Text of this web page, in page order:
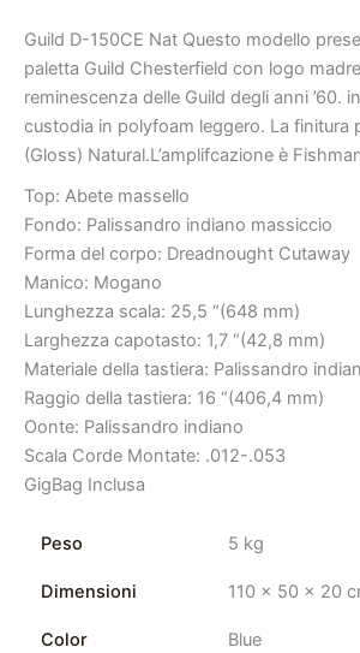
Guild D-150CE Nat Questo modello
paletta Guild Chesterfield con logo
reminescenza delle Guild degli anni ’60.
custodia in polyfoam leggero. La finitura
(Gloss) Natural.L’amplifcazione è
Top: Abete massello
Fondo: Palissandro indiano massiccio
Forma del corpo: Dreadnought Cutaway
Manico: Mogano
Lunghezza scala: 25,5 “(648 mm)
Larghezza capotasto: 1,7 “(42,8 mm)
Materiale della tastiera: Palissandro
Raggio della tastiera: 16 “(406,4 mm)
Oonte: Palissandro indiano
Scala Corde Montate: .012-.053
GigBag Inclusa
Peso 5 kg
Dimensioni 110 × 50 × 20
Color Blue